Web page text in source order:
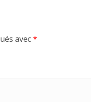
avec*